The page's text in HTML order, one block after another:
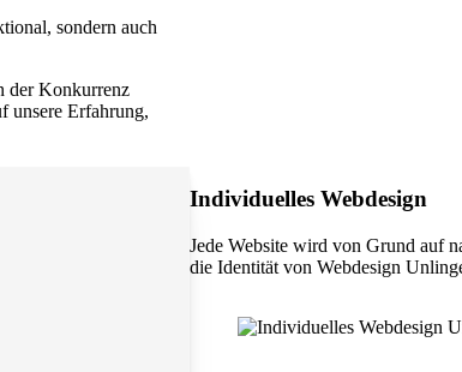
sondern auch
der Konkurrenz
unsere Erfahrung,
Individuelles Webdesign
Jede Website wird von Grund auf
die Identität von Webdesign